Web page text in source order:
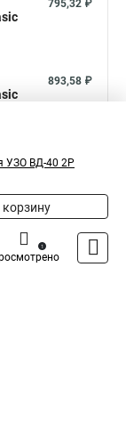
954,32 ₽
УЗО ВД-40 2P
корзину
1